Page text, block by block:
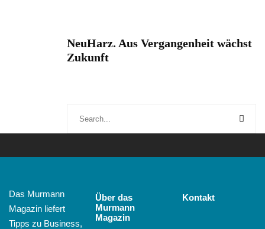
NeuHarz. Aus Vergangenheit wächst
Zukunft
Das Murmann
Magazin liefert
Tipps zu Business,
Über das
Murmann
Magazin
Kontakt